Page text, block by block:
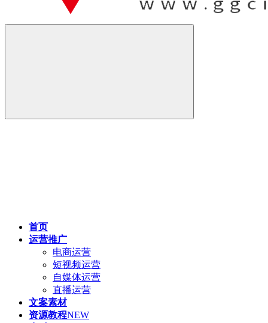
首页
运营推广
电商运营
短视频运营
自媒体运营
直播运营
文案素材
资源教程NEW